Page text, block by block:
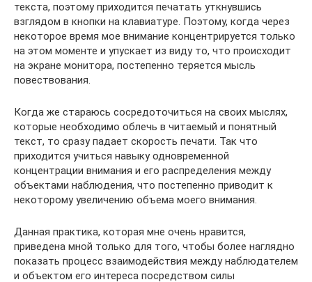
текста, поэтому приходится печатать уткнувшись
взглядом в кнопки на клавиатуре. Поэтому, когда через
некоторое время мое внимание концентрируется только
на этом моменте и упускает из виду то, что происходит
на экране монитора, постепенно теряется мысль
повествования.
Когда же стараюсь сосредоточиться на своих мыслях,
которые необходимо облечь в читаемый и понятный
текст, то сразу падает скорость печати. Так что
приходится учиться навыку одновременной
концентрации внимания и его распределения между
объектами наблюдения, что постепенно приводит к
некоторому увеличению объема моего внимания.
Данная практика, которая мне очень нравится,
приведена мной только для того, чтобы более наглядно
показать процесс взаимодействия между наблюдателем
и объектом его интереса посредством силы